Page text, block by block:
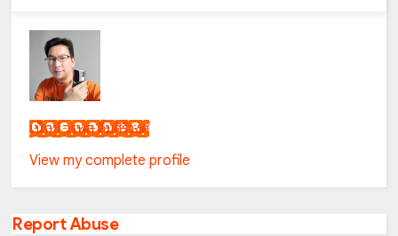
เน็กซ์ วรพล ลิ่มศิริวงศ์
View my complete profile
Report Abuse